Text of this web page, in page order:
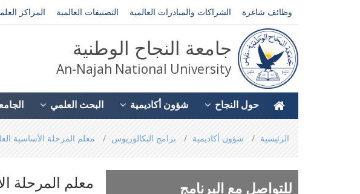
وظائف شاغرة الشراكات والمبادرات العالمية التصنيفات العالمية المراكز
جامعة النجاح الوطنية
An-Najah National University
حول النجاح شؤون أكاديمية البحث العلمي
are
here
الرئيسية شؤون أكاديمية برامج البكالوريوس معلم المرحلة الأساسية
معلم المرحلة للتواصل مع البرنامج